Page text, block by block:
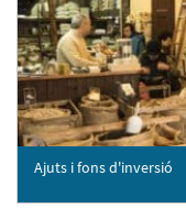
Ajuts i fons d'inversió